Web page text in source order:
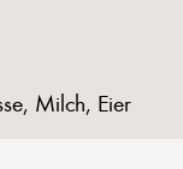
Milch, Eier